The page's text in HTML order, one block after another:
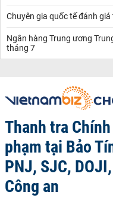
Chuyên gia quốc tế đánh
Ngân hàng Trung ương
tháng 7
Thanh tra
phạm tại Bảo
PNJ, SJC,
Công an